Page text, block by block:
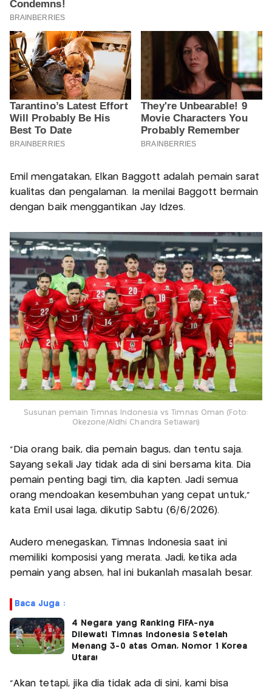
Emil mengatakan, Elkan Baggott adalah pemain sarat
kualitas dan pengalaman. Ia menilai Baggott bermain
dengan baik menggantikan Jay Idzes.
Susunan pemain Timnas Indonesia vs Timnas Oman (Foto:
Okezone/Aldhi Chandra Setiawan)
"Dia orang baik, dia pemain bagus, dan tentu saja.
Sayang sekali Jay tidak ada di sini bersama kita. Dia
pemain penting bagi tim, dia kapten. Jadi semua
orang mendoakan kesembuhan yang cepat untuk,"
kata Emil usai laga, dikutip Sabtu (6/6/2026).
Audero menegaskan, Timnas Indonesia saat ini
memiliki komposisi yang merata. Jadi, ketika ada
pemain yang absen, hal ini bukanlah masalah besar.
Baca Juga :
4 Negara yang Ranking FIFA-nya
Dilewati Timnas Indonesia Setelah
Menang 3-0 atas Oman, Nomor 1 Korea
Utara!
"Akan tetapi, jika dia tidak ada di sini, kami bisa